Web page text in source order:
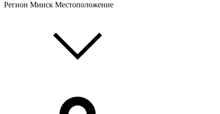
Регион Минск Местоположение